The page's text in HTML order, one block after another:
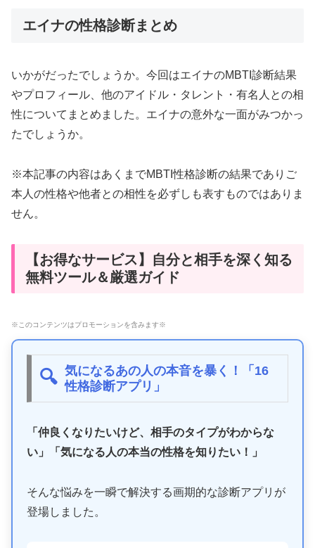
エイナの性格診断まとめ
いかがだったでしょうか。今回はエイナのMBTI診断結果
やプロフィール、他のアイドル・タレント・有名人との相
性についてまとめました。エイナの意外な一面がみつかっ
たでしょうか。
※本記事の内容はあくまでMBTI性格診断の結果でありご
本人の性格や他者との相性を必ずしも表すものではありま
せん。
【お得なサービス】自分と相手を深く知る
無料ツール＆厳選ガイド
※このコンテンツはプロモーションを含みます※
🔍 気になるあの人の本音を暴く！「16
性格診断アプリ」
「仲良くなりたいけど、相手のタイプがわからな
い」「気になる人の本当の性格を知りたい！」
そんな悩みを一瞬で解決する画期的な診断アプリが
登場しました。